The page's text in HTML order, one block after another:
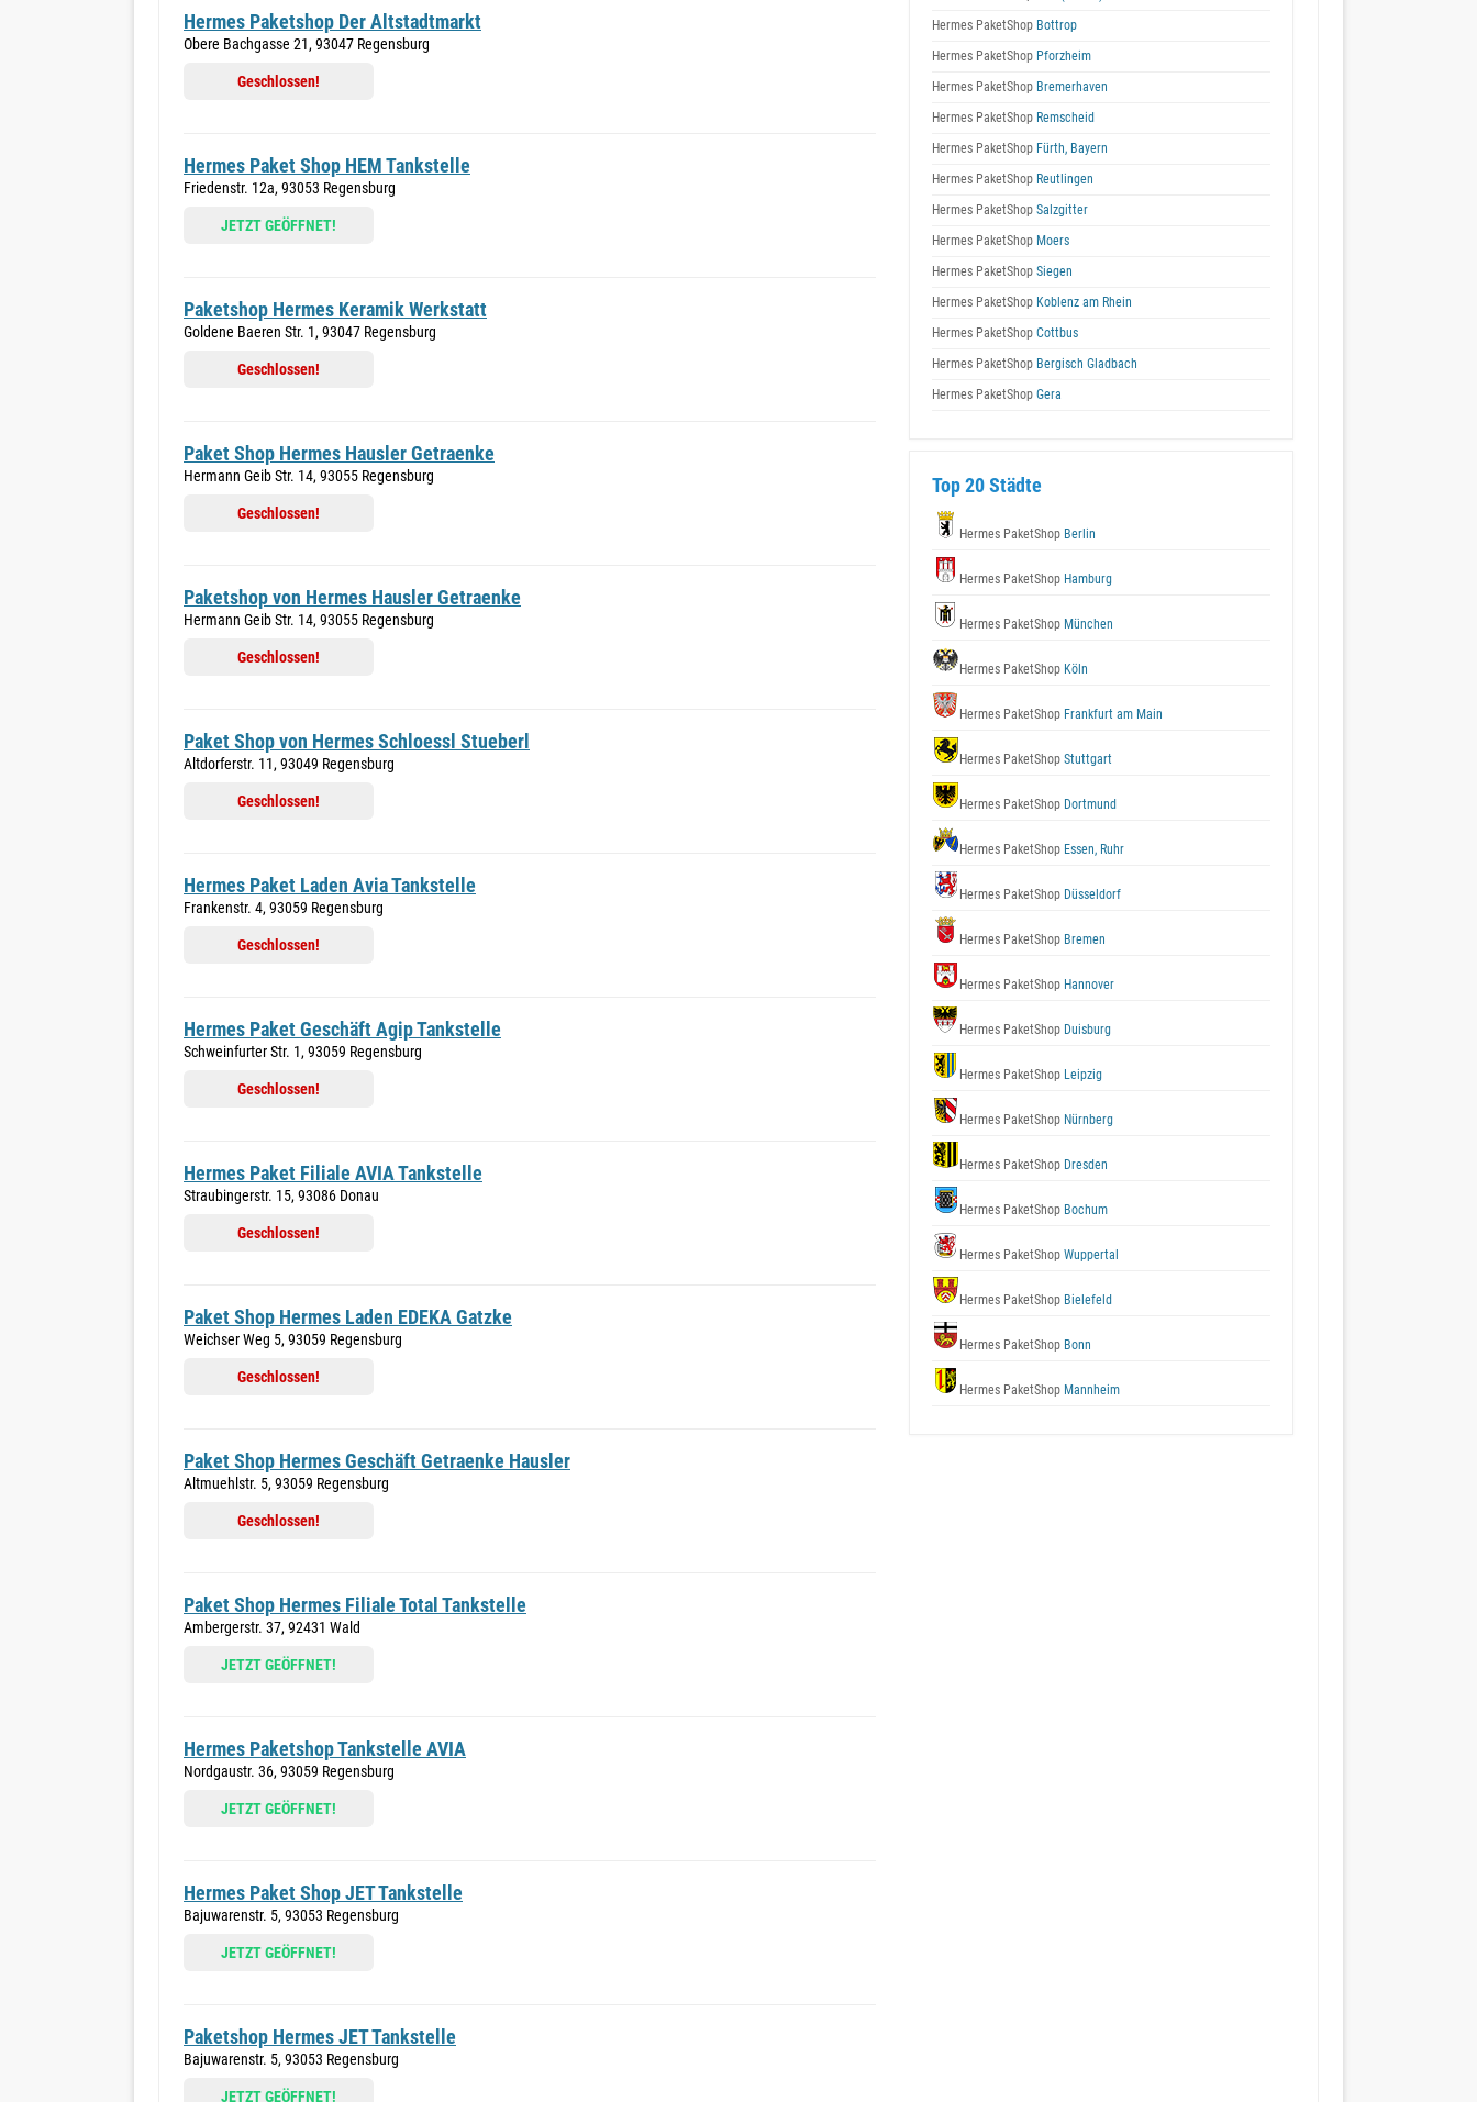
Hermes Paketshop Der Altstadtmarkt
Obere Bachgasse 21, 93047 Regensburg
Geschlossen!
Hermes Paket Shop HEM Tankstelle
Friedenstr. 12a, 93053 Regensburg
JETZT GEÖFFNET!
Paketshop Hermes Keramik Werkstatt
Goldene Baeren Str. 1, 93047 Regensburg
Geschlossen!
Paket Shop Hermes Hausler Getraenke
Hermann Geib Str. 14, 93055 Regensburg
Geschlossen!
Paketshop von Hermes Hausler Getraenke
Hermann Geib Str. 14, 93055 Regensburg
Geschlossen!
Paket Shop von Hermes Schloessl Stueberl
Altdorferstr. 11, 93049 Regensburg
Geschlossen!
Hermes Paket Laden Avia Tankstelle
Frankenstr. 4, 93059 Regensburg
Geschlossen!
Hermes Paket Geschäft Agip Tankstelle
Schweinfurter Str. 1, 93059 Regensburg
Geschlossen!
Hermes Paket Filiale AVIA Tankstelle
Straubingerstr. 15, 93086 Donau
Geschlossen!
Paket Shop Hermes Laden EDEKA Gatzke
Weichser Weg 5, 93059 Regensburg
Geschlossen!
Paket Shop Hermes Geschäft Getraenke Hausler
Altmuehlstr. 5, 93059 Regensburg
Geschlossen!
Paket Shop Hermes Filiale Total Tankstelle
Ambergerstr. 37, 92431 Wald
JETZT GEÖFFNET!
Hermes Paketshop Tankstelle AVIA
Nordgaustr. 36, 93059 Regensburg
JETZT GEÖFFNET!
Hermes Paket Shop JET Tankstelle
Bajuwarenstr. 5, 93053 Regensburg
JETZT GEÖFFNET!
Paketshop Hermes JET Tankstelle
Bajuwarenstr. 5, 93053 Regensburg
JETZT GEÖFFNET!
Hermes PaketShop Bottrop
Hermes PaketShop Pforzheim
Hermes PaketShop Bremerhaven
Hermes PaketShop Remscheid
Hermes PaketShop Fürth, Bayern
Hermes PaketShop Reutlingen
Hermes PaketShop Salzgitter
Hermes PaketShop Moers
Hermes PaketShop Siegen
Hermes PaketShop Koblenz am Rhein
Hermes PaketShop Cottbus
Hermes PaketShop Bergisch Gladbach
Hermes PaketShop Gera
Top 20 Städte
Hermes PaketShop Berlin
Hermes PaketShop Hamburg
Hermes PaketShop München
Hermes PaketShop Köln
Hermes PaketShop Frankfurt am Main
Hermes PaketShop Stuttgart
Hermes PaketShop Dortmund
Hermes PaketShop Essen, Ruhr
Hermes PaketShop Düsseldorf
Hermes PaketShop Bremen
Hermes PaketShop Hannover
Hermes PaketShop Duisburg
Hermes PaketShop Leipzig
Hermes PaketShop Nürnberg
Hermes PaketShop Dresden
Hermes PaketShop Bochum
Hermes PaketShop Wuppertal
Hermes PaketShop Bielefeld
Hermes PaketShop Bonn
Hermes PaketShop Mannheim